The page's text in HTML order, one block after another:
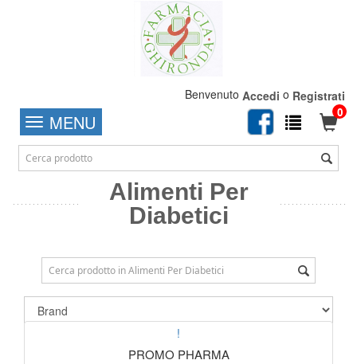
Benvenuto Accedi o Registrati
0
MENU
Alimenti Per
Diabetici
!
PROMO PHARMA